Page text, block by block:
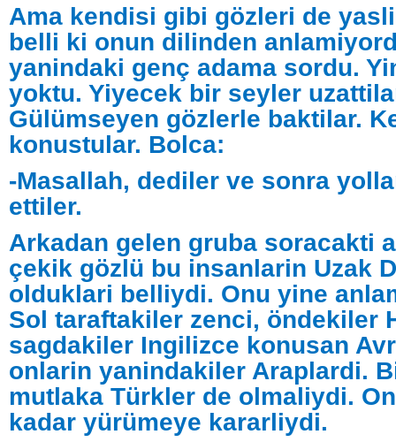
Ama kendisi gibi gözleri de
belli ki onun dilinden
yanindaki genç adama sordu.
yoktu. Yiyecek bir seyler
Gülümseyen gözlerle baktilar.
konustular. Bolca:
-Masallah, dediler ve sonra
ettiler.
Arkadan gelen gruba soracakti
çekik gözlü bu insanlarin Uzak
olduklari belliydi. Onu yine
Sol taraftakiler zenci, öndekiler
sagdakiler Ingilizce konusan
onlarin yanindakiler Araplardi.
mutlaka Türkler de olmaliydi.
kadar yürümeye kararliydi.